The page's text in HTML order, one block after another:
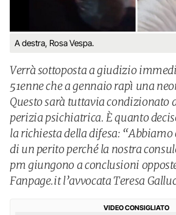
A destra, Rosa Vespa.
Verrà sottoposta a giudizio
51enne che a gennaio rapì una
Questo sarà tuttavia condizionato
perizia psichiatrica. È quanto
la richiesta della difesa:
di un perito perché la nostra
pm giungono a conclusioni
Fanpage.it l’avvocata Teresa
VIDEO CONSIGLIATO